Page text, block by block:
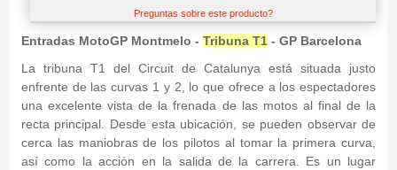
Preguntas sobre este producto?
Entradas MotoGP Montmelo - Tribuna T1- GP Barcelona
La tribuna T1 del Circuit de Catalunya está situada justo
enfrente de las curvas 1 y 2, lo que ofrece a los espectadores
una excelente vista de la frenada de las motos al final de la
recta principal. Desde esta ubicación, se pueden observar de
cerca las maniobras de los pilotos al tomar la primera curva,
así como la acción en la salida de la carrera. Es un lugar